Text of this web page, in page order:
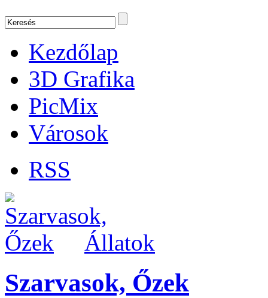
Kezdőlap
3D Grafika
PicMix
Városok
RSS
Állatok
Szarvasok, Őzek